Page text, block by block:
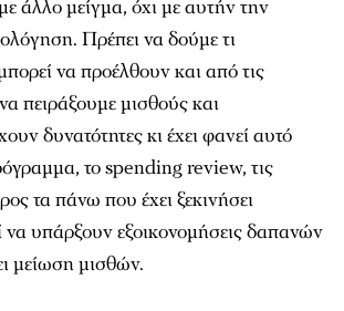
να προέλθουν και από τις
πειράξουμε μισθούς και
δυνατότητες κι έχει φανεί αυτό
το spending review, τις
τα πάνω που έχει ξεκινήσει
να υπάρξουν εξοικονομήσεις δαπανών
μείωση μισθών.
το βάρος προς τα εκεί